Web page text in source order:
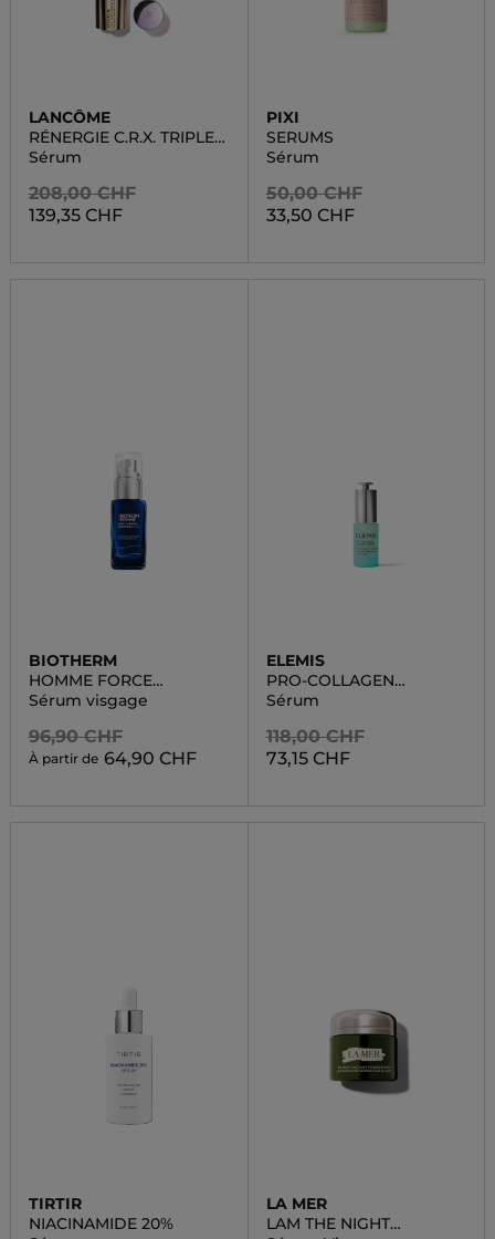
LANCÔME
RÉNERGIE C.R.X. TRIPLE
SERUM RETINOL
Sérum
208,00 CHF
139,35 CHF
PIXI
SERUMS
Sérum
50,00 CHF
33,50 CHF
BIOTHERM
HOMME FORCE
SUPREME BLUE SERUM
Sérum visgage
96,90 CHF
À partir de 64,90 CHF
ELEMIS
PRO-COLLAGEN
RENEVAL SERUM
Sérum
118,00 CHF
73,15 CHF
TIRTIR
NIACINAMIDE 20%
LA MER
LAM THE NIGHT